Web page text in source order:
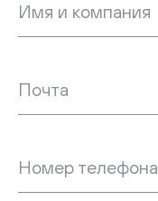
Имя и компания
Почта
Номер телефона